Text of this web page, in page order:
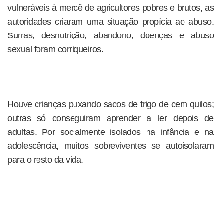
vulneráveis à mercê de agricultores pobres e brutos, as
autoridades criaram uma situação propícia ao abuso.
Surras, desnutrição, abandono, doenças e abuso
sexual foram corriqueiros.
Houve crianças puxando sacos de trigo de cem quilos;
outras só conseguiram aprender a ler depois de
adultas. Por socialmente isolados na infância e na
adolescência, muitos sobreviventes se autoisolaram
para o resto da vida.